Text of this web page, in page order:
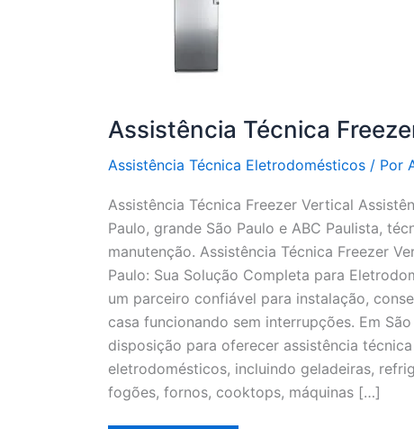
Assistência Técnica
Assistência Técnica Eletrodomésticos / Por
Assistência Técnica Freezer Vertical
Paulo, grande São Paulo e ABC Paulista,
manutenção. Assistência Técnica Freezer
Paulo: Sua Solução Completa para
um parceiro confiável para instalação,
casa funcionando sem interrupções. Em
disposição para oferecer assistência
eletrodomésticos, incluindo geladeiras,
fogões, fornos, cooktops, máquinas […]